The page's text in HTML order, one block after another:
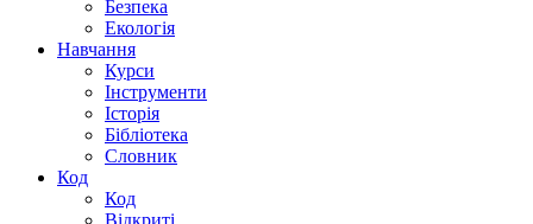
Безпека
Екологія
Навчання
Курси
Інструменти
Історія
Бібліотека
Словник
Код
Код
Відкриті